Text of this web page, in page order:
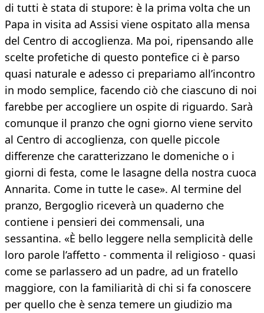
di tutti è stata di stupore: è la prima volta che un
Papa in visita ad Assisi viene ospitato alla mensa
del Centro di accoglienza. Ma poi, ripensando alle
scelte profetiche di questo pontefice ci è parso
quasi naturale e adesso ci prepariamo all’incontro
in modo semplice, facendo ciò che ciascuno di noi
farebbe per accogliere un ospite di riguardo. Sarà
comunque il pranzo che ogni giorno viene servito
al Centro di accoglienza, con quelle piccole
differenze che caratterizzano le domeniche o i
giorni di festa, come le lasagne della nostra cuoca
Annarita. Come in tutte le case». Al termine del
pranzo, Bergoglio riceverà un quaderno che
contiene i pensieri dei commensali, una
sessantina. «È bello leggere nella semplicità delle
loro parole l’affetto - commenta il religioso - quasi
come se parlassero ad un padre, ad un fratello
maggiore, con la familiarità di chi si fa conoscere
per quello che è senza temere un giudizio ma